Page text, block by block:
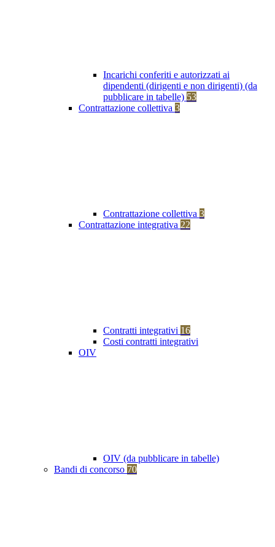
Incarichi conferiti e autorizzati ai
dipendenti (dirigenti e non dirigenti) (da
pubblicare in tabelle) 53
Contrattazione collettiva 3
Contrattazione collettiva 3
Contrattazione integrativa 22
Contratti integrativi 16
Costi contratti integrativi
OIV
OIV (da pubblicare in tabelle)
Bandi di concorso 70